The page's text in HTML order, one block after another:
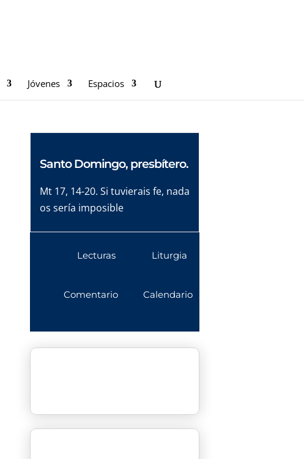
Jóvenes Espacios
Santo Domingo, presbítero.
Mt 17, 14-20. Si tuvierais fe, nada
os sería imposible
Lecturas
Comentario
Liturgia
Calendario